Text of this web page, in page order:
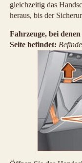
gleichzeitig das
heraus, bis der
Fahrzeuge, bei
Seite befindet: